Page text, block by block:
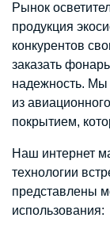
Рынок
продукция
конкурентов
заказать
надежность. Мы
из
покрытием,
Наш интернет
технологии
представлены
использования: